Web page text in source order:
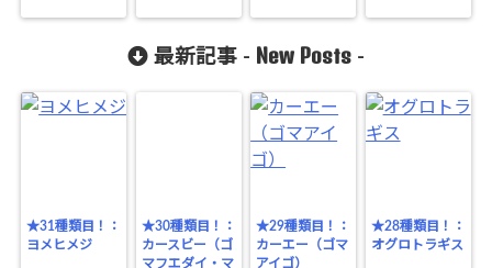
最新記事 - New Posts -
★31種類目！：
ヨメヒメジ
★30種類目！：
カースビー（ゴ
マフエダイ・マ
★29種類目！：
カーエー（ゴマ
アイゴ）
★28種類目！：
オグロトラギス